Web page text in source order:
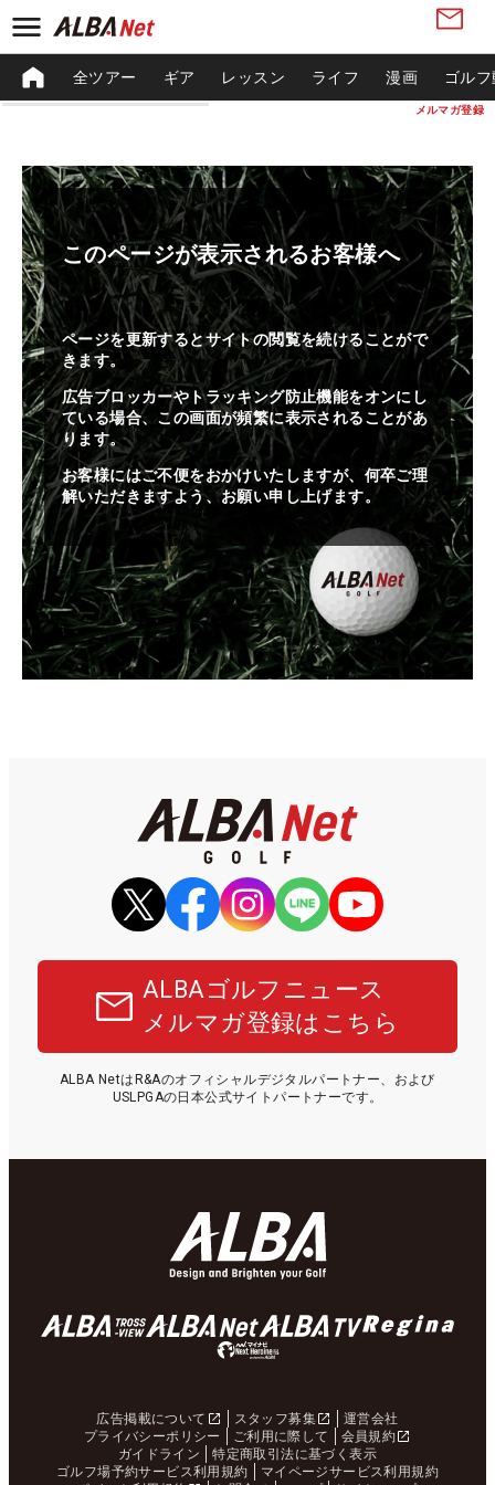
メルマガ登録
全ツアー ギア レッスン ライフ 漫画 ゴル
このページが表示されるお客様へ
ページを更新するとサイトの閲覧を続けることがで
きます。
広告ブロッカーやトラッキング防止機能をオンにし
ている場合、この画面が頻繁に表示されることがあ
ります。
お客様にはご不便をおかけいたしますが、何卒ご理
解いただきますよう、お願い申し上げます。
ALBAゴルフニュース
メルマガ登録はこちら
ALBA NetはR&Aのオフィシャルデジタルパートナー、および
USLPGAの日本公式サイトパートナーです。
広告掲載について スタッフ募集
運営会社
プライバシーポリシー
ご利用に際して
会員規約
ガイドライン
特定商取引法に基づく表示
ゴルフ場予約サービス利用規約
マイページサービス利用規約